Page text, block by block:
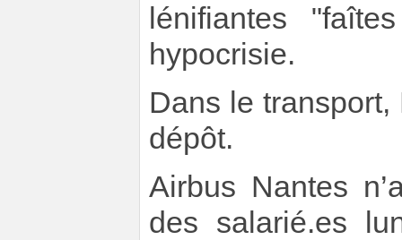
lénifiantes
hypocrisie.
Dans le
dépôt.
Airbus Nantes
des salarié.es